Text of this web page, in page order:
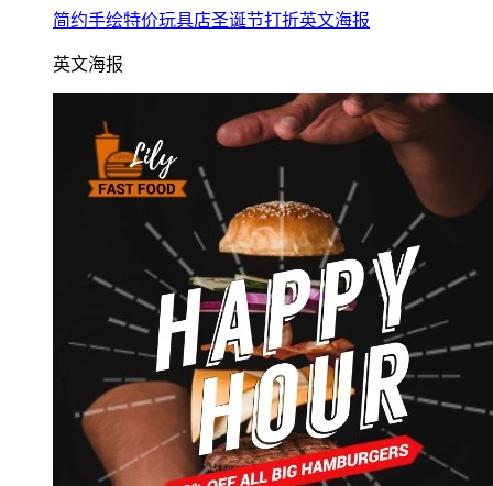
简约手绘特价玩具店圣诞节打折英文海报
英文海报